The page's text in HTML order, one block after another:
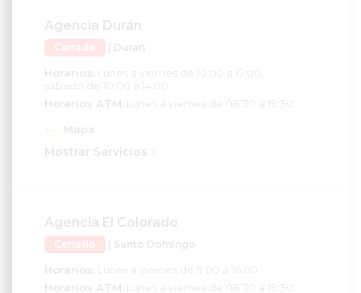
Agencia Durán
Cerrado | Duran
Horarios:
Lunes a viernes de 10:00 a 17:00,
sábado de 10:00 a 14:00
Horarios ATM: Lunes a viernes de 08:30 a 19:30
Mapa
Mostrar Servicios
Agencia El Colorado
Cerrado | Santo Domingo
Horarios:
Lunes a viernes de 9:00 a 16:00
Horarios ATM: Lunes a viernes de 08:30 a 19:30